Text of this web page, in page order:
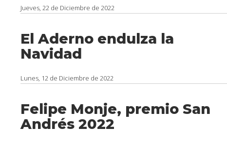
Jueves, 22 de Diciembre de 2022
El Aderno endulza la
Navidad
Lunes, 12 de Diciembre de 2022
Felipe Monje, premio San
Andrés 2022